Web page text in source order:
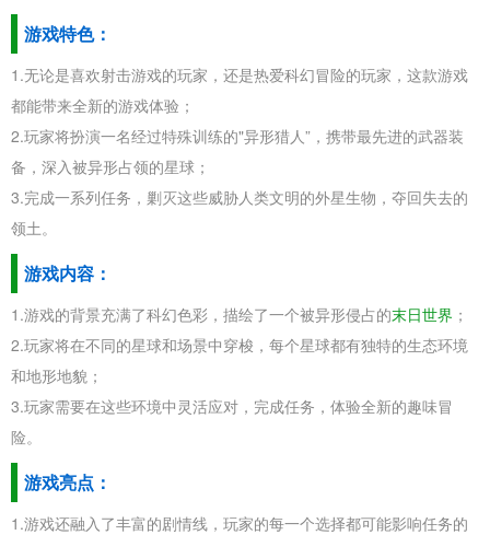
游戏特色：
1.无论是喜欢射击游戏的玩家，还是热爱科幻冒险的玩家，这款游戏
都能带来全新的游戏体验；
2.玩家将扮演一名经过特殊训练的"异形猎人”，携带最先进的武器装
备，深入被异形占领的星球；
3.完成一系列任务，剿灭这些威胁人类文明的外星生物，夺回失去的
领土。
游戏内容：
1.游戏的背景充满了科幻色彩，描绘了一个被异形侵占的末日世界 ；
2.玩家将在不同的星球和场景中穿梭，每个星球都有独特的生态环境
和地形地貌；
3.玩家需要在这些环境中灵活应对，完成任务，体验全新的趣味冒
险。
游戏亮点：
1.游戏还融入了丰富的剧情线，玩家的每一个选择都可能影响任务的